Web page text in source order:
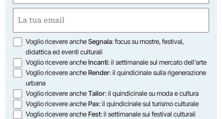
Nome
(Obbligatorio)
Opzioni
Voglio ricevere ancheSegnala: focus su mostre, festival,
didattica ed eventi culturali
Voglio ricevere ancheIncanti: il settimanale sul mercato dell'arte
Voglio ricevere ancheRender: il quindicinale sulla rigenerazione
urbana
Voglio ricevere ancheTailor: il quindicinale su moda e cultura
Voglio ricevere anchePax: il quindicinale sul turismo culturale
Voglio ricevere ancheFest: il settimanale sui festival culturali